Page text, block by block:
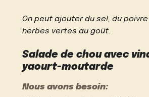
On peut ajouter du sel, du
herbes vertes au goût.
Salade de chou avec
yaourt-moutarde
Nous avons besoin: